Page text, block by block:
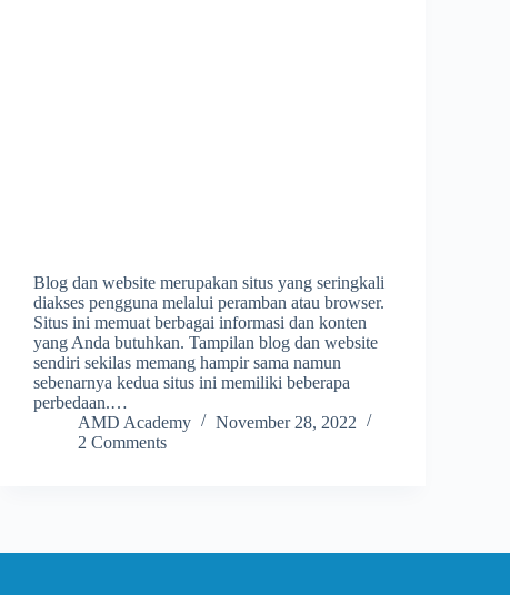
Blog dan website merupakan situs yang seringkali
diakses pengguna melalui peramban atau browser.
Situs ini memuat berbagai informasi dan konten
yang Anda butuhkan. Tampilan blog dan website
sendiri sekilas memang hampir sama namun
sebenarnya kedua situs ini memiliki beberapa
perbedaan.…
AMD Academy
November 28, 2022
2 Comments